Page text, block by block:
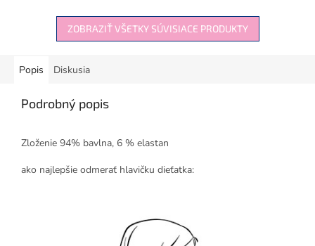
ZOBRAZIŤ VŠETKY SÚVISIACE PRODUKTY
Popis Diskusia
Podrobný popis
Zloženie 94% bavlna, 6 % elastan
ako najlepšie odmerať hlavičku dieťatka: